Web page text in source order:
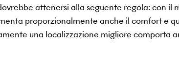
attenersi alla seguente regola: con il
proporzionalmente anche il comfort e
una localizzazione migliore comporta